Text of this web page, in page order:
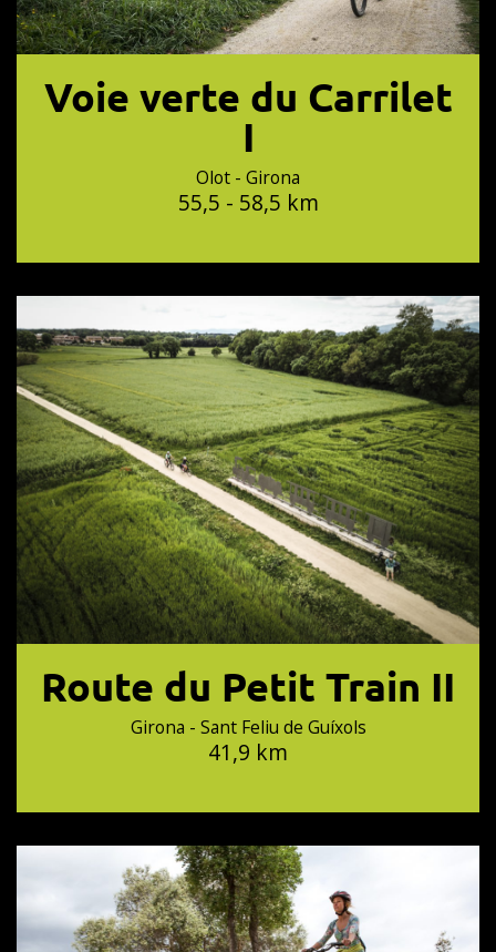
Voie verte du Carrilet
I
Olot - Girona
55,5 - 58,5 km
Route du Petit Train II
Girona - Sant Feliu de Guíxols
41,9 km